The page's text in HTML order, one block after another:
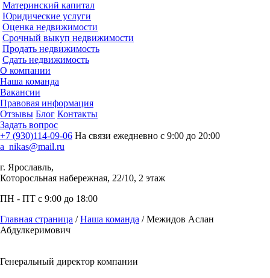
Материнский капитал
Юридические услуги
Оценка недвижимости
Срочный выкуп недвижимости
Продать недвижимость
Сдать недвижимость
О компании
Наша команда
Вакансии
Правовая информация
Отзывы Блог Контакты
Задать вопрос
+7 (930)114-09-06 На связи ежедневно с 9:00 до 20:00
a_nikas@mail.ru
г. Ярославль,
Которосльная набережная, 22/10, 2 этаж
ПН - ПТ с 9:00 до 18:00
Главная страница /Наша команда /Межидов Аслан
Абдулкеримович
Генеральный директор компании